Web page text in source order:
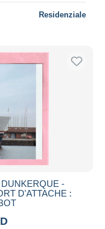
Residenziale
-
D'ATTACHE :